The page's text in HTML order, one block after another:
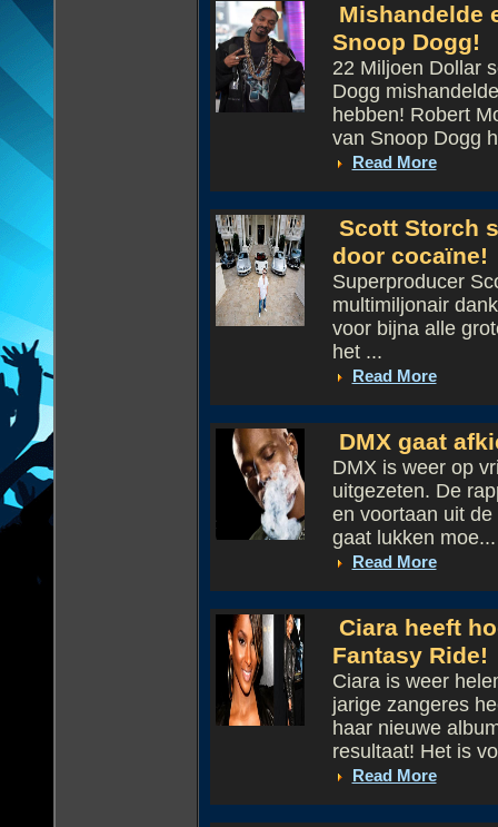
Mishandelde
Snoop Dogg!
22 Miljoen Dollar
Dogg
hebben! Robert
van Snoop Dogg
Read More
Scott Storch
door cocaïne!
Superproducer
multimiljonair
voor bijna alle
het ...
Read More
DMX gaat
DMX is weer op
uitgezeten. De
en voortaan uit
gaat lukken moe...
Read More
Ciara heeft
Fantasy Ride!
Ciara is weer
jarige zangeres
haar nieuwe
resultaat! Het is
Read More